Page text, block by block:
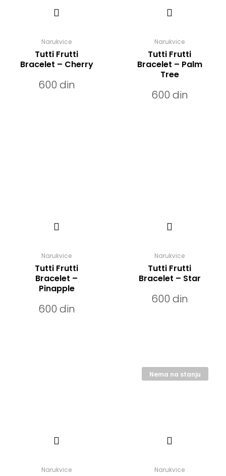
Narukvice
Tutti Frutti
Bracelet – Cherry
600 din
Narukvice
Tutti Frutti
Bracelet – Palm
Tree
600 din
Narukvice
Tutti Frutti
Bracelet –
Pinapple
600 din
Narukvice
Tutti Frutti
Bracelet – Star
600 din
Narukvice
Nema na stanju
Narukvice